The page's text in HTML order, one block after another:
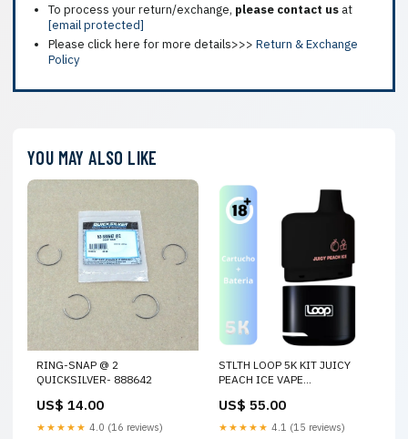
To process your return/exchange, please contact us at
[email protected]
Please click here for more details>>> Return & Exchange
Policy
YOU MAY ALSO LIKE
RING-SNAP @ 2
QUICKSILVER- 888642
US$ 14.00
★★★★★ 4.0 (16 reviews)
STLTH LOOP 5K KIT JUICY
PEACH ICE VAPE
US$ 55.00
★★★★★ 4.1 (15 reviews)